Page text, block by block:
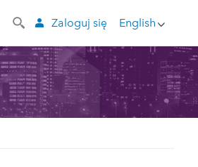
English
Zaloguj się